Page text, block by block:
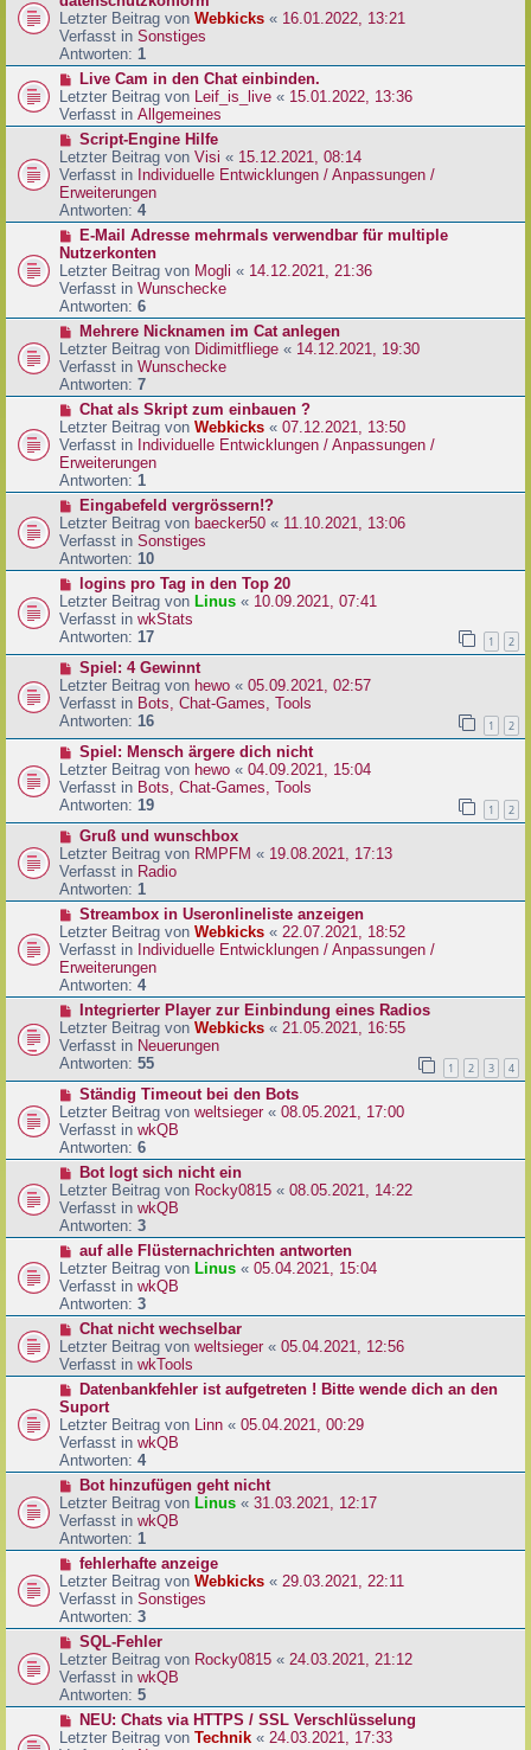
g
B
e
i
t
a
g
u
e
r
B
e
i
t
a
g
Letzter Beitrag von Webkicks « 16.01.2022, 13:21
Verfasst in Sonstiges
Antworten: 1
N
e
u
e
r
B
e
i
t
a
g
Live Cam in den Chat einbinden.
Letzter Beitrag von Leif_is_live « 15.01.2022, 13:36
Verfasst in Allgemeines
N
e
u
e
r
B
e
i
t
r
a
g
Script-Engine Hilfe
Letzter Beitrag von Visi « 15.12.2021, 08:14
Verfasst in Individuelle Entwicklungen / Anpassungen /
Erweiterungen
Antworten: 4
N
e
u
e
r
B
e
i
t
r
a
g
E-Mail Adresse mehrmals verwendbar für multiple
Nutzerkonten
Letzter Beitrag von Mogli « 14.12.2021, 21:36
Verfasst in Wunschecke
Antworten: 6
N
e
u
e
r
B
e
i
t
r
a
g
Mehrere Nicknamen im Cat anlegen
Letzter Beitrag von Didimitfliege « 14.12.2021, 19:30
Verfasst in Wunschecke
Antworten: 7
N
e
u
e
r
B
e
i
t
r
a
g
Chat als Skript zum einbauen ?
Letzter Beitrag von Webkicks « 07.12.2021, 13:50
Verfasst in Individuelle Entwicklungen / Anpassungen /
Erweiterungen
Antworten: 1
N
e
u
e
r
B
e
i
t
a
g
Eingabefeld vergrössern!?
Letzter Beitrag von baecker50 « 11.10.2021, 13:06
Verfasst in Sonstiges
Antworten: 10
N
e
u
e
r
B
e
i
t
r
a
g
logins pro Tag in den Top 20
Letzter Beitrag von Linus « 10.09.2021, 07:41
Verfasst in wkStats
Antworten: 17 1 2
N
e
u
e
r
B
e
i
t
r
a
g
Spiel: 4 Gewinnt
Letzter Beitrag von hewo « 05.09.2021, 02:57
Verfasst in Bots, Chat-Games, Tools
Antworten: 16 1 2
N
e
u
e
r
B
e
i
t
a
g
Spiel: Mensch ärgere dich nicht
Letzter Beitrag von hewo « 04.09.2021, 15:04
Verfasst in Bots, Chat-Games, Tools
Antworten: 19 1 2
N
e
u
e
r
B
e
i
t
r
a
g
Gruß und wunschbox
Letzter Beitrag von RMPFM « 19.08.2021, 17:13
Verfasst in Radio
Antworten: 1
N
e
u
e
r
B
e
i
t
r
a
g
Streambox in Useronlineliste anzeigen
Letzter Beitrag von Webkicks « 22.07.2021, 18:52
Verfasst in Individuelle Entwicklungen / Anpassungen /
Erweiterungen
Antworten: 4
N
e
u
e
r
B
e
i
t
a
g
Integrierter Player zur Einbindung eines Radios
Letzter Beitrag von Webkicks « 21.05.2021, 16:55
Verfasst in Neuerungen
Antworten: 55 1 2 3 4
N
e
u
e
r
B
e
i
t
a
g
Ständig Timeout bei den Bots
Letzter Beitrag von weltsieger« 08.05.2021, 17:00
Verfasst in wkQB
Antworten: 6
N
e
u
e
r
B
e
i
t
a
g
Bot logt sich nicht ein
Letzter Beitrag von Rocky0815 « 08.05.2021, 14:22
Verfasst in wkQB
Antworten: 3
N
e
u
e
r
B
e
i
r
a
g
auf alle Flüsternachrichten antworten
Letzter Beitrag von Linus « 05.04.2021, 15:04
Verfasst in wkQB
Antworten: 3
N
e
u
e
B
e
i
t
a
g
Chat nicht wechselbar
Letzter Beitrag von weltsieger « 05.04.2021, 12:56
Verfasst in wkTools
N
e
u
e
r
B
e
i
t
r
a
g
Datenbankfehler ist aufgetreten ! Bitte wende dich an den
Suport
Letzter Beitrag von Linn « 05.04.2021, 00:29
Verfasst in wkQB
Antworten: 4
N
e
u
e
r
B
e
i
t
a
g
Bot hinzufügen geht nicht
Letzter Beitrag von Linus « 31.03.2021, 12:17
Verfasst in wkQB
Antworten: 1
N
e
u
e
r
B
e
i
t
a
fehlerhafte anzeige
Letzter Beitrag von Webkicks « 29.03.2021, 22:11
Verfasst in Sonstiges
Antworten: 3
N
e
u
e
r
B
SQL-Fehler
Letzter Beitrag von Rocky0815 « 24.03.2021, 21:12
Verfasst in wkQB
Antworten: 5
N
e
NEU: Chats via HTTPS / SSL Verschlüsselung
Letzter Beitrag von Technik « 24.03.2021, 17:33